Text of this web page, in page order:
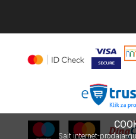
Sajt internet-prodaja-